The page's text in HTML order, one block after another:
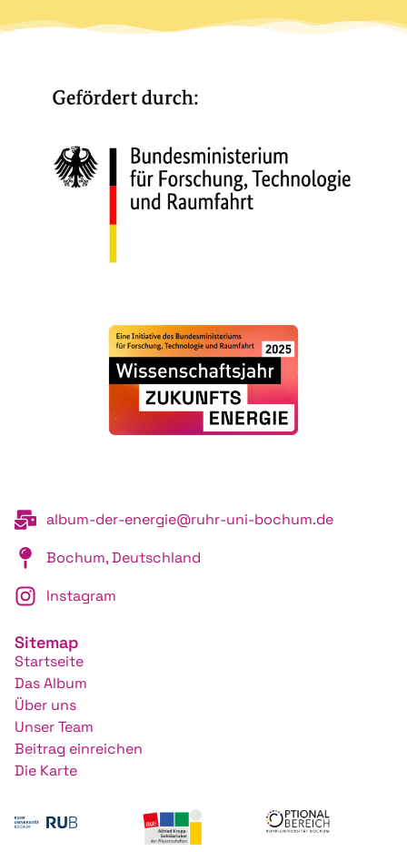
album-der-energie@ruhr-uni-bochum.de
Bochum, Deutschland
Instagram
Sitemap
Startseite
Das Album
Über uns
Unser Team
Beitrag einreichen
Die Karte